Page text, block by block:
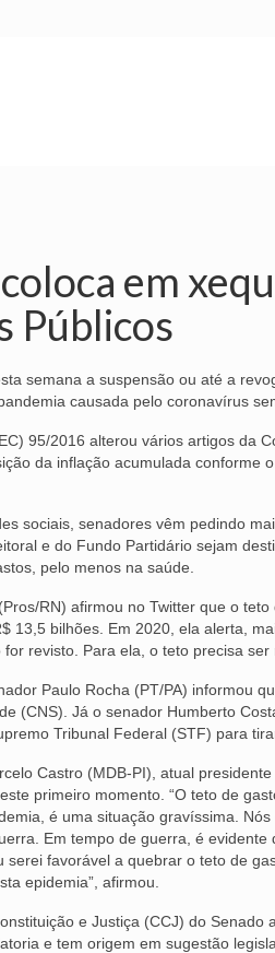
em
Públicos
semana a suspensão ou até a
causada pelo coronavírus
95/2016 alterou vários artigos da
da inflação acumulada conforme
sociais, senadores vêm pedindo
e do Fundo Partidário sejam
pelo menos na saúde.
RN) afirmou no Twitter que o
13,5 bilhões. Em 2020, ela alerta,
revisto. Para ela, o teto precisa ser
Paulo Rocha (PT/PA) informou
(CNS). Já o senador Humberto
Tribunal Federal (STF) para
Castro (MDB-PI), atual
primeiro momento. “O teto de
é uma situação gravíssima.
Em tempo de guerra, é
serei favorável a quebrar o teto de
epidemia”, afirmou.
e Justiça (CCJ) do
e tem origem em sugestão